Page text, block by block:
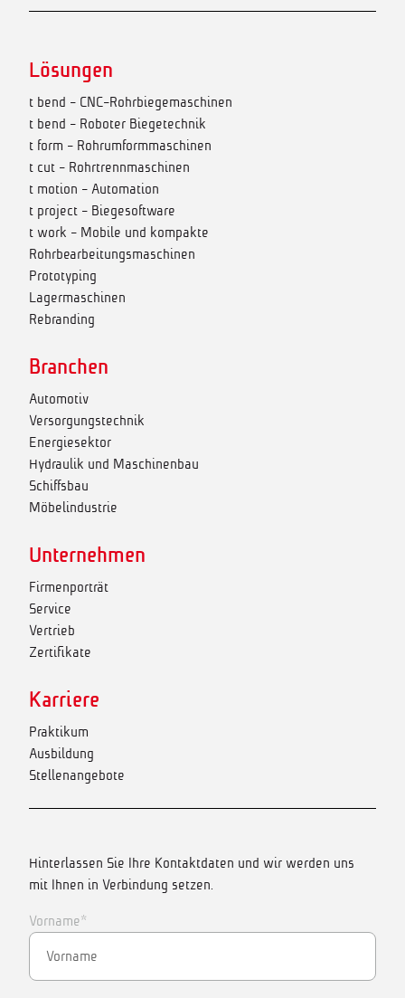
Lösungen
t bend - CNC-Rohrbiegemaschinen
t bend - Roboter Biegetechnik
t form - Rohrumformmaschinen
t cut - Rohrtrennmaschinen
t motion - Automation
t project - Biegesoftware
t work - Mobile und kompakte
Rohrbearbeitungsmaschinen
Prototyping
Lagermaschinen
Rebranding
Branchen
Automotiv
Versorgungstechnik
Energiesektor
Hydraulik und Maschinenbau
Schiffsbau
Möbelindustrie
Unternehmen
Firmenporträt
Service
Vertrieb
Zertifikate
Karriere
Praktikum
Ausbildung
Stellenangebote
Hinterlassen Sie Ihre Kontaktdaten und wir werden uns
mit Ihnen in Verbindung setzen.
Vorname*